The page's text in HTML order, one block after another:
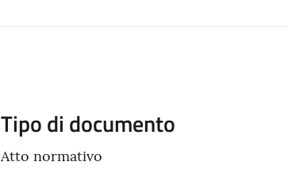
Descrizione
Tipo di documento
Atto normativo